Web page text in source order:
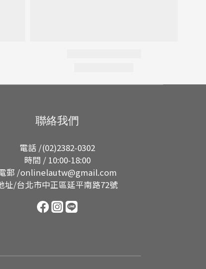
聯絡我們
電話 /(02)2382-0302
時間 / 10:00-18:00
郵 /onlinelautw@gmail.com
址/台北市中正區延平南路72號